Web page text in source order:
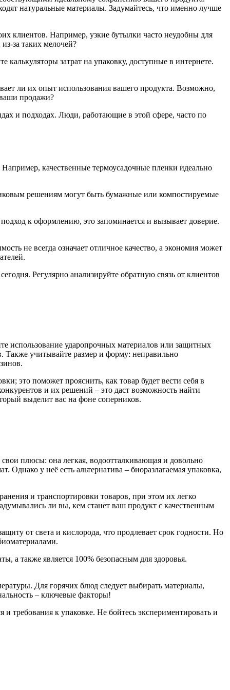
натуральные материалы. Задумайтесь, что именно лучше
клиентов. Например, узкие бутылки часто неудобны для
за таких мелочей?
затрат на упаковку, доступные в интернете.
ли их опыт использования вашего продукта. Возможно,
ваши продажи?
и подходах. Люди, работающие в этой сфере, часто по
качественные термоусадочные пленки идеально
решениям могут быть бумажные или компостируемые
к оформлению, это запоминается и вызывает доверие.
не всегда означает отличное качество, а экономия может
Регулярно анализируйте обратную связь от клиентов
использование ударопрочных материалов или защитных
Также учитывайте размер и форму: неправильно
это поможет прояснить, как товар будет вести себя в
и их решений – это даст возможность найти
выделит вас на фоне соперников.
плюсы: она легкая, водоотталкивающая и довольно
у неё есть альтернатива – биоразлагаемая упаковка,
и транспортировки товаров, при этом их легко
ли вы, кем станет ваш продукт с качественным
от света и кислорода, что продлевает срок годности. Но
а также является 100% безопасным для здоровья.
Для горячих блюд следует выбирать материалы,
– ключевые факторы!
требования к упаковке. Не бойтесь экспериментировать и